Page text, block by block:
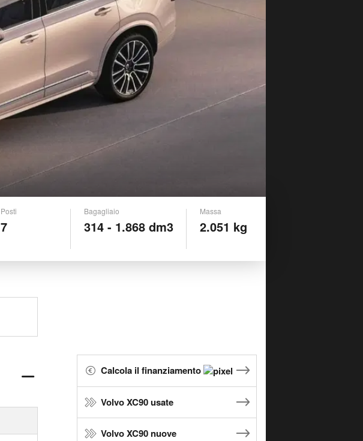
Posti
7
Bagagliaio
314 - 1.868 dm3
Massa
2.051 kg
Calcola il finanziamento
Volvo XC90 usate
Volvo XC90 nuove